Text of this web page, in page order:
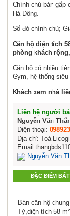
Chính chủ bán gấp
Hà Đông.
Sổ đỏ chính chủ;
Căn hộ diện tích
phòng khách
Căn hộ có nhiều
Gym, hệ thống siêu
Khách xem nhà
Liên hệ người
Nguyễn Văn
Điện thoại:
Địa chỉ: Toà
Nguyễn Văn
ĐẶC ĐIỂM
Bán căn hộ
Tỷ,diện tích 58